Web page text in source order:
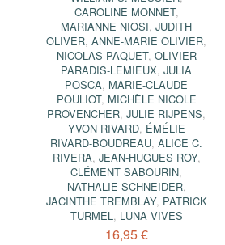
CAROLINE MONNET,
MARIANNE NIOSI,JUDITH
OLIVER,ANNE-MARIE OLIVIER,
NICOLAS PAQUET, OLIVIER
PARADIS-LEMIEUX,JULIA
POSCA, MARIE-CLAUDE
POULIOT, MICHÈLE NICOLE
PROVENCHER,JULIE RIJPENS,
YVON RIVARD, ÉMÉLIE
RIVARD-BOUDREAU,ALICE C.
RIVERA, JEAN-HUGUES ROY,
CLÉMENT SABOURIN,
NATHALIE SCHNEIDER,
JACINTHE TREMBLAY, PATRICK
TURMEL, LUNA VIVES
16,95 €